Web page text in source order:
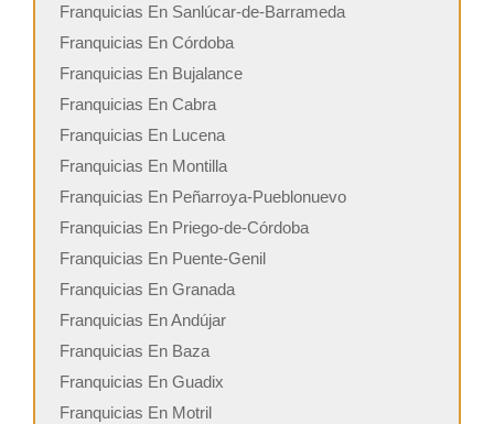
Franquicias En Sanlúcar-de-Barrameda
Franquicias En Córdoba
Franquicias En Bujalance
Franquicias En Cabra
Franquicias En Lucena
Franquicias En Montilla
Franquicias En Peñarroya-Pueblonuevo
Franquicias En Priego-de-Córdoba
Franquicias En Puente-Genil
Franquicias En Granada
Franquicias En Andújar
Franquicias En Baza
Franquicias En Guadix
Franquicias En Motril